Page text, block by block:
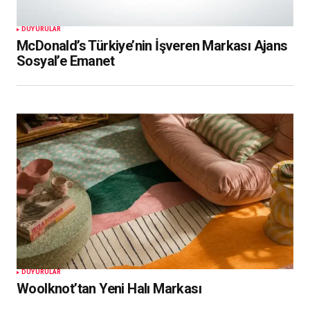
DUYURULAR
McDonald’s Türkiye’nin İşveren Markası Ajans
Sosyal’e Emanet
DUYURULAR
Woolknot’tan Yeni Halı Markası